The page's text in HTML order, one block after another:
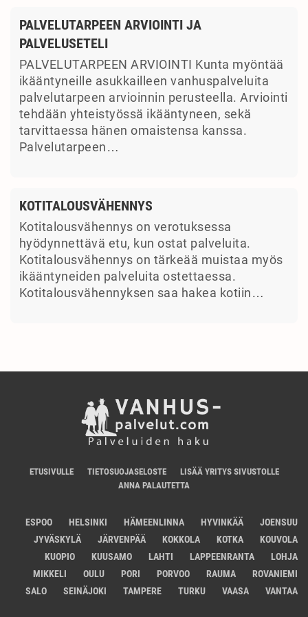
PALVELUTARPEEN ARVIOINTI JA
PALVELUSETELI
PALVELUTARPEEN ARVIOINTI Kunta myöntää
ikääntyneille asukkailleen vanhuspalveluita
palvelutarpeen arvioinnin perusteella. Arviointi
tehdään yhteistyössä ikääntyneen, sekä
tarvittaessa hänen omaistensa kanssa.
Palvelutarpeen…
KOTITALOUSVÄHENNYS
Kotitalousvähennys on verotuksessa
hyödynnettävä etu, kun ostat palveluita.
Kotitalousvähennys on tärkeää muistaa myös
ikääntyneiden palveluita ostettaessa.
Kotitalousvähennyksen saa hakea kotiin…
ETUSIVULLE TIETOSUOJASELOSTE
LISÄÄ YRITYS SIVUSTOLLE
ANNA PALAUTETTA
ESPOO HELSINKI HÄMEENLINNA HYVINKÄÄ
JOENSUU
JYVÄSKYLÄ
JÄRVENPÄÄ KOKKOLA KOTKA
KOUVOLA
KUOPIO
KUUSAMO LAHTI LAPPEENRANTA
LOHJA
MIKKELI
OULU PORI PORVOO RAUMA
ROVANIEMI
SALO
SEINÄJOKI TAMPERE TURKU VAASA VANTAA